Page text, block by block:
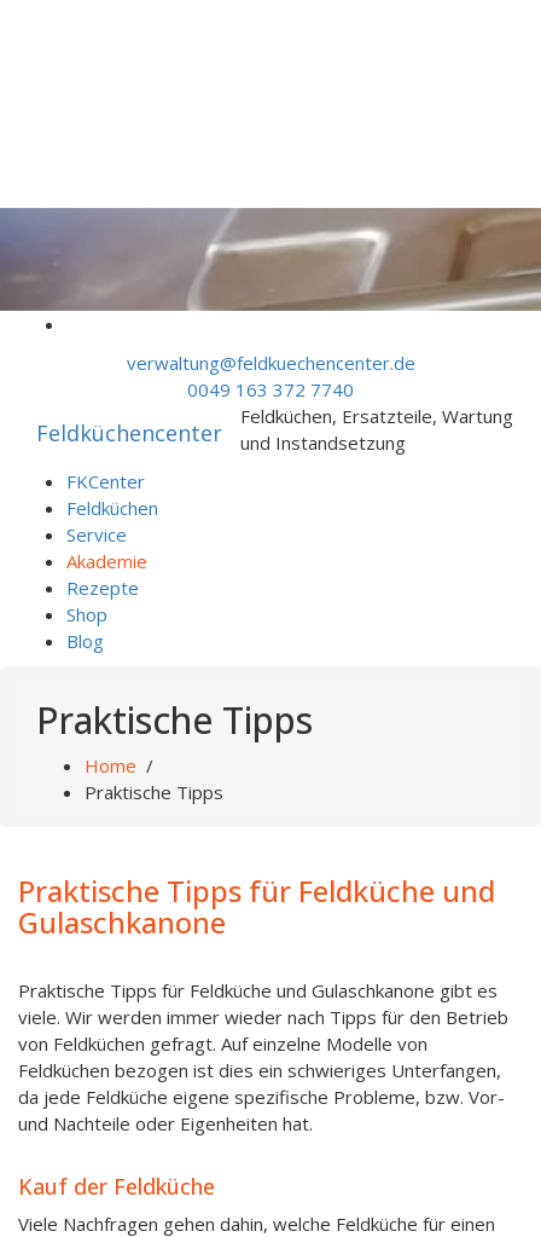
verwaltung@feldkuechencenter.de
0049 163 372 7740
Feldküchencenter
Feldküchen, Ersatzteile, Wartung
und Instandsetzung
FKCenter
Feldküchen
Service
Akademie
Rezepte
Shop
Blog
Praktische Tipps
Home /
Praktische Tipps
Praktische Tipps für Feldküche und
Gulaschkanone
Praktische Tipps für Feldküche und Gulaschkanone gibt es
viele. Wir werden immer wieder nach Tipps für den Betrieb
von Feldküchen gefragt. Auf einzelne Modelle von
Feldküchen bezogen ist dies ein schwieriges Unterfangen,
da jede Feldküche eigene spezifische Probleme, bzw. Vor-
und Nachteile oder Eigenheiten hat.
Kauf der Feldküche
Viele Nachfragen gehen dahin, welche Feldküche für einen